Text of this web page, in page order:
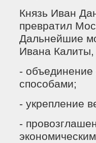
Князь Иван
превратил
Дальнейшие
Ивана Калиты,
-
способами;
- укрепление
-